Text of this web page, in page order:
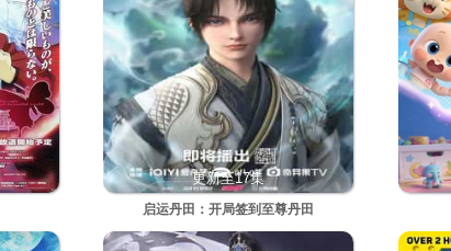
更新至17集
启运丹田：开局签到至尊丹田